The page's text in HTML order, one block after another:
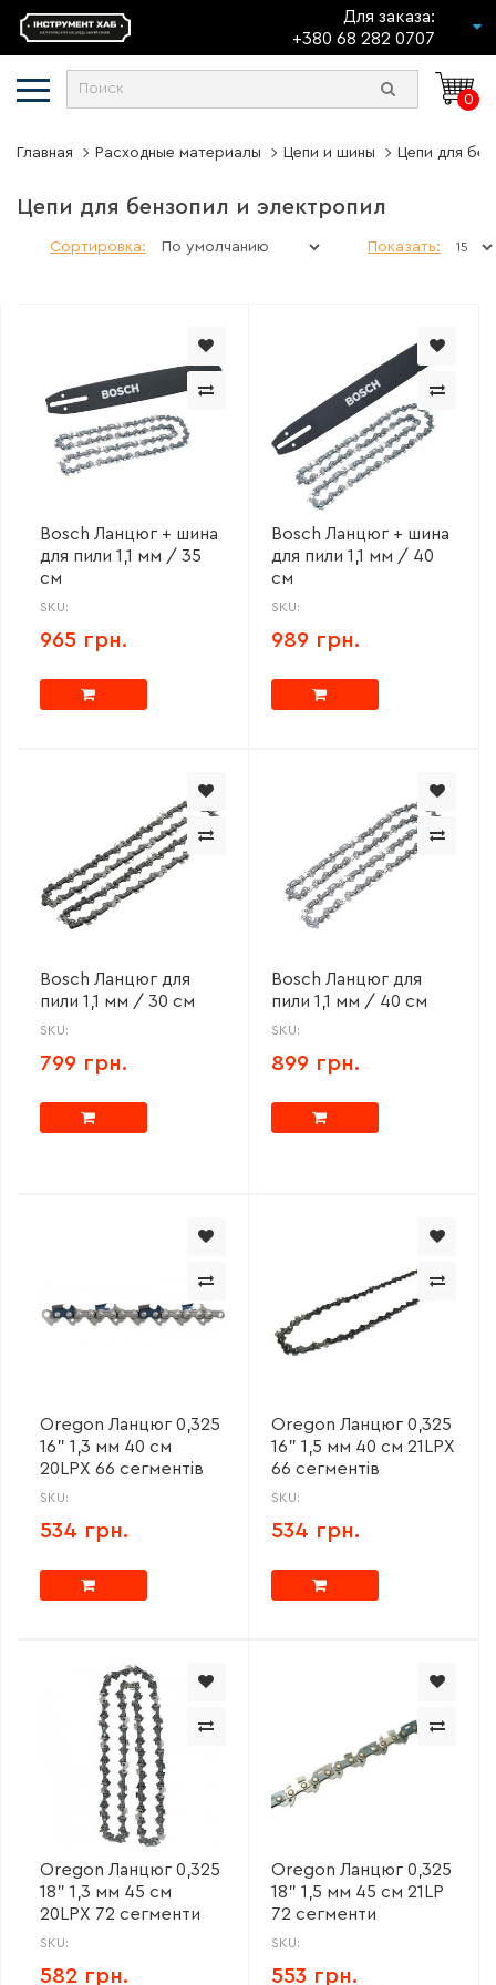
Для заказа:
+380 68 282 0707
0
Главная Расходные материалы Цепи и шины Цепи для
Цепи для бензопил и электропил
Сортировка: Показать:
Bosch Ланцюг + шина
для пили 1,1 мм / 35
см
SKU:
965 грн.
Bosch Ланцюг + шина
для пили 1,1 мм / 40
см
SKU:
989 грн.
Bosch Ланцюг для
пили 1,1 мм / 30 см
SKU:
799 грн.
Bosch Ланцюг для
пили 1,1 мм / 40 см
SKU:
899 грн.
Oregon Ланцюг 0,325
16" 1,3 мм 40 см
20LPX 66 сегментів
SKU:
534 грн.
Oregon Ланцюг 0,325
16" 1,5 мм 40 см 21LPX
66 сегментів
SKU:
534 грн.
Oregon Ланцюг 0,325
18" 1,3 мм 45 см
20LPX 72 сегменти
SKU:
582 грн.
Oregon Ланцюг 0,325
18" 1,5 мм 45 см 21LP
72 сегменти
SKU:
553 грн.